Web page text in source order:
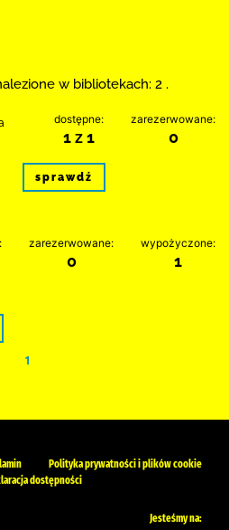
w bibliotekach: 2 .
dostępne:
1 z 1
zarezerwowane:
0
sprawdź
zarezerwowane:
0
wypożyczone:
1
1
Polityka prywatności i plików cookie
dostępności
Jesteśmy na: